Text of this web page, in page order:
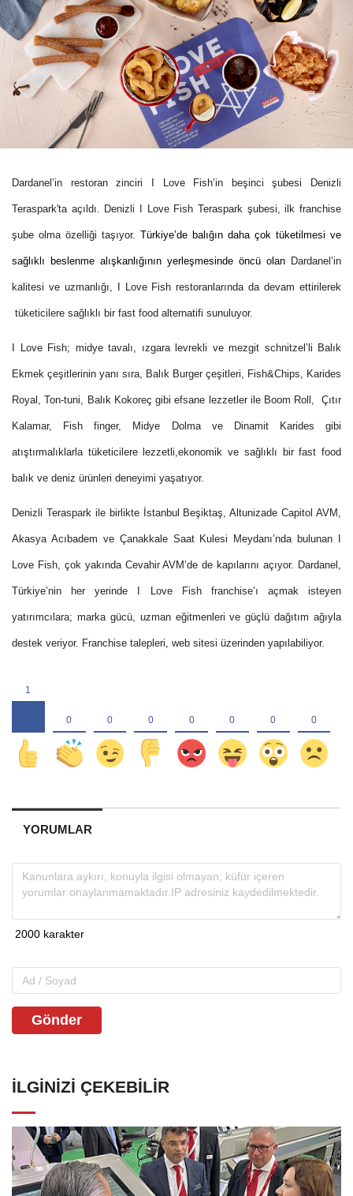
Dardanel’in restoran zinciri I Love Fish’in beşinci şubesi Denizli
Teraspark'ta açıldı. Denizli I Love Fish Teraspark şubesi, ilk franchise
şube olma özelliği taşıyor. Türkiye’de balığın daha çok tüketilmesi ve
sağlıklı beslenme alışkanlığının yerleşmesinde öncü olan Dardanel’in
kalitesi ve uzmanlığı, I Love Fish restoranlarında da devam ettirilerek
tüketicilere sağlıklı bir fast food alternatifi sunuluyor.
I Love Fish; midye tavalı, ızgara levrekli ve mezgit schnitzel’li Balık
Ekmek çeşitlerinin yanı sıra, Balık Burger çeşitleri, Fish&Chips, Karides
Royal, Ton-tuni, Balık Kokoreç gibi efsane lezzetler ile Boom Roll, Çıtır
Kalamar, Fish finger, Midye Dolma ve Dinamit Karides gibi
atıştırmalıklarla tüketicilere lezzetli,ekonomik ve sağlıklı bir fast food
balık ve deniz ürünleri deneyimi yaşatıyor.
Denizli Teraspark ile birlikte İstanbul Beşiktaş, Altunizade Capitol AVM,
Akasya Acıbadem ve Çanakkale Saat Kulesi Meydanı’nda bulunan I
Love Fish, çok yakında Cevahir AVM’de de kapılarını açıyor. Dardanel,
Türkiye’nin her yerinde I Love Fish franchise’ı açmak isteyen
yatırımcılara; marka gücü, uzman eğitmenleri ve güçlü dağıtım ağıyla
destek veriyor. Franchise talepleri, web sitesi üzerinden yapılabiliyor.
YORUMLAR
Gönder
İLGINIZI ÇEKEBILIR